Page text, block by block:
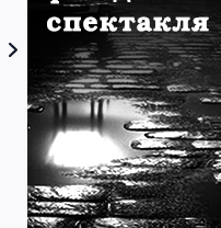
Рождественский
концерт
Владимира
Спивакова
24.12.2026 19:00